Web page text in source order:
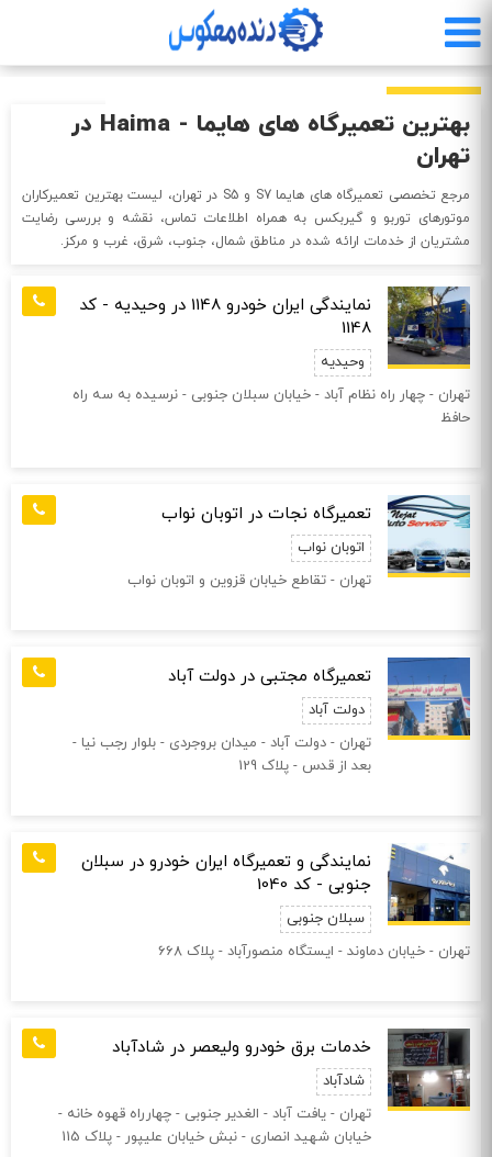
محتوای
بهترین تعمیرگاه های هایما - Haima در
تهران
مرجع تخصصی تعمیرگاه‌ های هایما S7 و S5 در تهران، لیست بهترین تعمیرکاران
موتورهای توربو و گیربکس به همراه اطلاعات تماس، نقشه و بررسی رضایت
مشتریان از خدمات ارائه شده در مناطق شمال، جنوب، شرق، غرب و مرکز.
نمایندگی ایران خودرو 1148 در وحیدیه - کد
1148
وحیدیه
تهران - چهار راه نظام آباد - خيابان سبلان جنوبی - نرسيده به سه راه
حافظ
تعمیرگاه نجات در اتوبان نواب
اتوبان نواب
تهران - تقاطع خیابان قزوین و اتوبان نواب
تعمیرگاه مجتبی در دولت آباد
دولت آباد
تهران - دولت آباد - میدان بروجردی - بلوار رجب نیا -
بعد از قدس - پلاک 129
نمایندگی و تعمیرگاه ایران خودرو در سبلان
جنوبی - کد 1040
سبلان جنوبی
تهران - خیابان دماوند - ايستگاه منصورآباد - پلاک 668
خدمات برق خودرو ولیعصر در شادآباد
شادآباد
تهران - یافت آباد - الغدیر جنوبی - چهارراه قهوه خانه -
خیابان شهید انصاری - نبش خیابان علیپور - پلاک 115